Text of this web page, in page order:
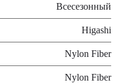
Всесезонный
Higashi
Nylon Fiber
Nylon Fiber